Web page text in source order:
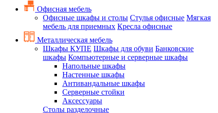
Офисная мебель
Офисные шкафы и столы Стулья офисные Мягкая
мебель для приемных Кресла офисные
Металлическая мебель
Шкафы КУПЕ Шкафы для обуви Банковские
шкафы Компьютерные и серверные шкафы
Напольные шкафы
Настенные шкафы
Антивандальные шкафы
Серверные стойки
Аксессуары
Столы разделочные